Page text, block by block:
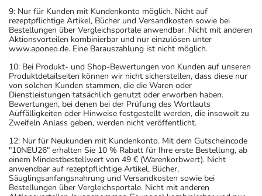
9: Nur für Kunden mit Kundenkonto möglich. Nicht auf
rezeptpflichtige Artikel, Bücher und Versandkosten sowie bei
Bestellungen über Vergleichsportale anwendbar. Nicht mit anderen
Aktionsvorteilen kombinierbar und nur einzulösen unter
www.aponeo.de. Eine Barauszahlung ist nicht möglich.
10: Bei Produkt- und Shop-Bewertungen von Kunden auf unseren
Produktdetailseiten können wir nicht sicherstellen, dass diese nur
von solchen Kunden stammen, die die Waren oder
Dienstleistungen tatsächlich genutzt oder erworben haben.
Bewertungen, bei denen bei der Prüfung des Wortlauts
Auffälligkeiten oder Hinweise festgestellt werden, die insoweit zu
Zweifeln Anlass geben, werden nicht veröffentlicht.
12: Nur für Neukunden mit Kundenkonto. Mit dem Gutscheincode
"10NEU26" erhalten Sie 10 % Rabatt für Ihre erste Bestellung, ab
einem Mindestbestellwert von 49 € (Warenkorbwert). Nicht
anwendbar auf rezeptpflichtige Artikel, Bücher,
Säuglingsanfangsnahrung und Versandkosten sowie bei
Bestellungen über Vergleichsportale. Nicht mit anderen